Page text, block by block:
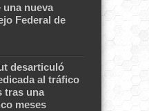
nueva
Federal de
desarticuló
al tráfico
tras una
meses